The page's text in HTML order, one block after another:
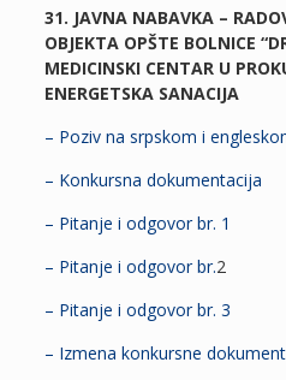
31. JAVNA NABAVKA –
OBJEKTA OPŠTE BOLNICE
MEDICINSKI CENTAR U
ENERGETSKA SANACIJA
– Poziv na srpskom i
– Konkursna dokumentacija
– Pitanje i odgovor br. 1
– Pitanje i odgovor br.2
– Pitanje i odgovor br. 3
– Izmena konkursne